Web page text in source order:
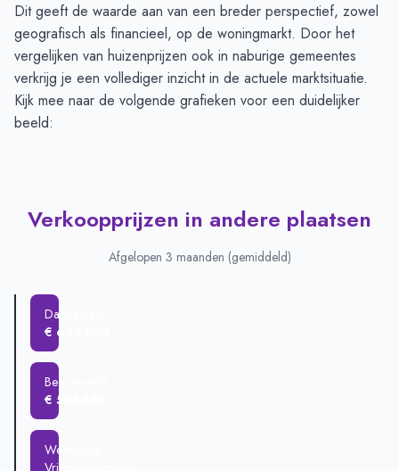
Dit geeft de waarde aan van een breder perspectief, zowel
geografisch als financieel, op de woningmarkt. Door het
vergelijken van huizenprijzen ook in naburige gemeentes
verkrijg je een vollediger inzicht in de actuele marktsituatie.
Kijk mee naar de volgende grafieken voor een duidelijker
beeld:
Verkoopprijzen in andere plaatsen
Afgelopen 3 maanden (gemiddeld)
Daarlerveen
€ 630.000
Beerzerveld
€ 585.858
Westerhaar-